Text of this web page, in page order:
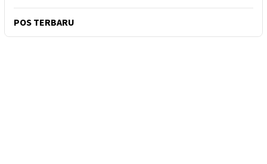
POS TERBARU